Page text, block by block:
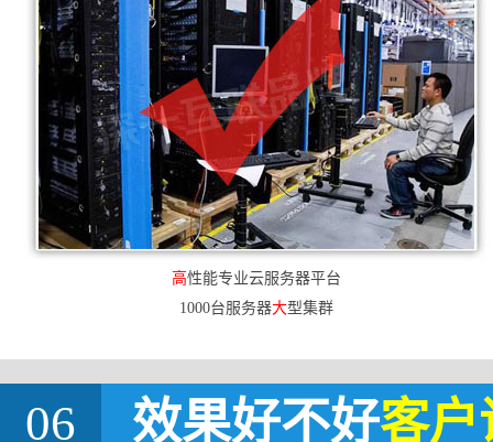
高性能专业云服务器平台
1000台服务器大型集群
06 效果好不好客户